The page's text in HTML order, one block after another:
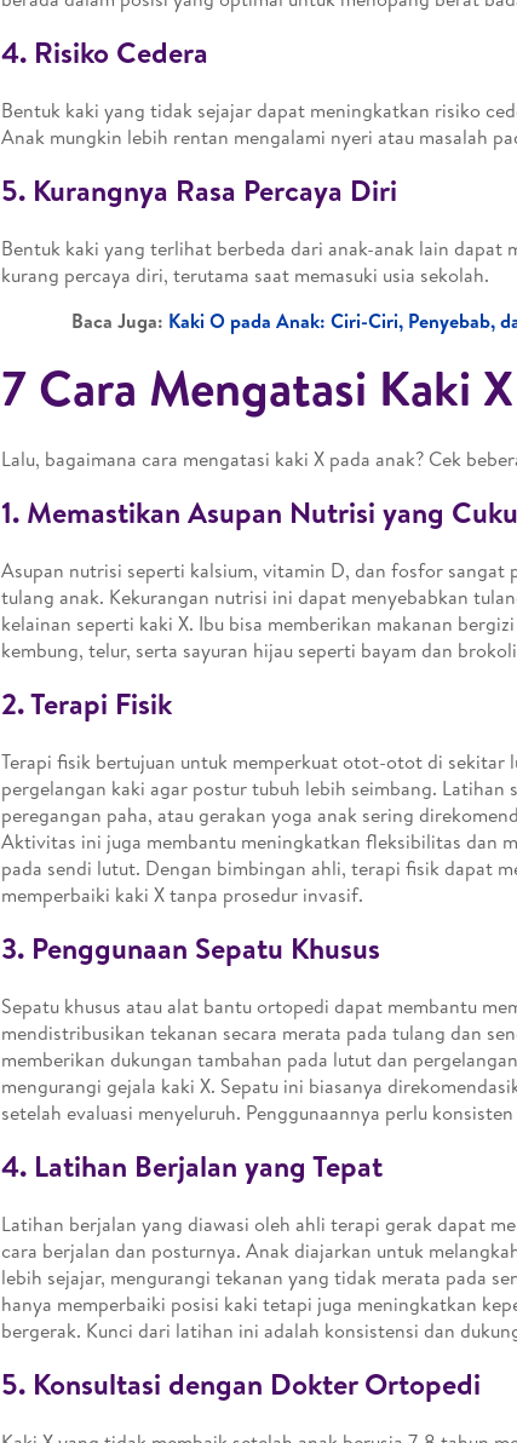
4. Risiko Cedera
Bentuk kaki yang tidak sejajar dapat meningkatkan risiko
Anak mungkin lebih rentan mengalami nyeri atau masalah
5. Kurangnya Rasa Percaya Diri
Bentuk kaki yang terlihat berbeda dari anak-anak lain dapat
kurang percaya diri, terutama saat memasuki usia sekolah.
Baca Juga: Kaki O pada Anak: Ciri-Ciri, Penyebab,
7 Cara Mengatasi Kaki
Lalu, bagaimana cara mengatasi kaki X pada anak? Cek
1. Memastikan Asupan Nutrisi yang
Asupan nutrisi seperti kalsium, vitamin D, dan fosfor sangat
tulang anak. Kekurangan nutrisi ini dapat menyebabkan
kelainan seperti kaki X. Ibu bisa memberikan makanan
kembung, telur, serta sayuran hijau seperti bayam dan
2. Terapi Fisik
Terapi fisik bertujuan untuk memperkuat otot-otot di sekitar
pergelangan kaki agar postur tubuh lebih seimbang. Latihan
peregangan paha, atau gerakan yoga anak sering
Aktivitas ini juga membantu meningkatkan fleksibilitas dan
pada sendi lutut. Dengan bimbingan ahli, terapi fisik dapat
memperbaiki kaki X tanpa prosedur invasif.
3. Penggunaan Sepatu Khusus
Sepatu khusus atau alat bantu ortopedi dapat membantu
mendistribusikan tekanan secara merata pada tulang dan
memberikan dukungan tambahan pada lutut dan
mengurangi gejala kaki X. Sepatu ini biasanya
setelah evaluasi menyeluruh. Penggunaannya perlu
4. Latihan Berjalan yang Tepat
Latihan berjalan yang diawasi oleh ahli terapi gerak dapat
cara berjalan dan posturnya. Anak diajarkan untuk
lebih sejajar, mengurangi tekanan yang tidak merata pada
hanya memperbaiki posisi kaki tetapi juga meningkatkan
bergerak. Kunci dari latihan ini adalah konsistensi dan
5. Konsultasi dengan Dokter Ortopedi